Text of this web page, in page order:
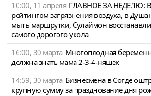
10:00, 11 апреля ГЛАВНОЕ ЗА НЕДЕЛЮ:
рейтингом загрязнения воздуха, в
мыть маршрутки, Сулаймон
самого дорогого укола
16:00, 30 марта Многоплодная
должна знать мама 2-3-4-няшек
14:59, 30 марта Бизнесмена в Согде
крупную сумму за празднование дня